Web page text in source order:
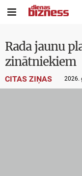

Rada jaunu
zinātniekiem
CITAS ZIŅAS 2026.